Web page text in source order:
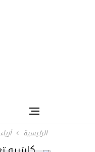
الرئيسية أزياء